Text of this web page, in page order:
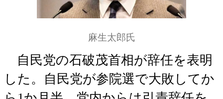
麻生太郎氏
自民党の石破茂首相が辞任を表明
した。自民党が参院選で大敗してか